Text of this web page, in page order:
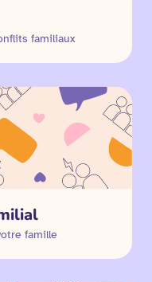
familiaux
famille